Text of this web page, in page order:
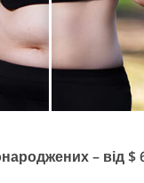
– від $